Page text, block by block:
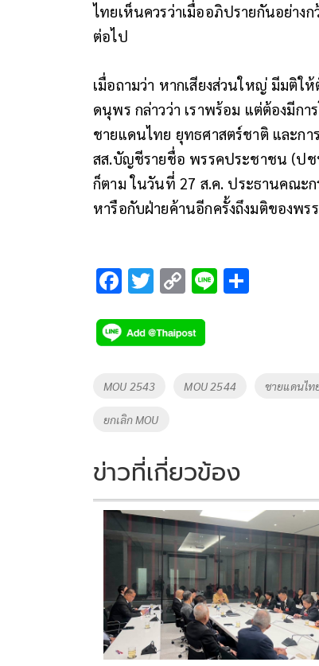
ไทยเห็นควรว่าเมื่ออภิปรายกันอย่าง
ต่อไป
เมื่อถามว่า หากเสียงส่วนใหญ่ มีมติใ
ดนุพร กล่าวว่า เราพร้อม แต่ต้องมีกา
ชายแดนไทย ยุทธศาสตร์ชาติ และก
สส.บัญชีรายชื่อ พรรคประชาชน (ปช
ก็ตาม ในวันที่ 27 ส.ค. ประธานคณะก
หารือกับฝ่ายค้านอีกครั้งถึงมติของพร
F
e
b
o
o
k
T
tt
er
C
p
y
Li
Li
Tags
MOU 2543 MOU 2544 ชายแดนไ
ยกเลิก MOU
ข่าวที่เกี่ยวข้อง